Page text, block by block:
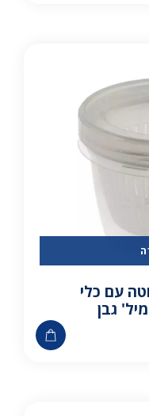
עם כלי